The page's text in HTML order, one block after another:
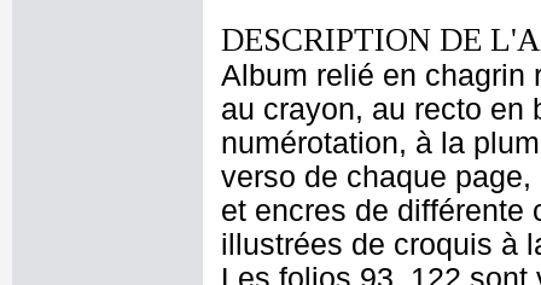
DESCRIPTION DE
Album relié en chagrin
au crayon, au recto en
numérotation, à la
verso de chaque
et encres de différente
illustrées de croquis à
Les folios 93, 122 sont